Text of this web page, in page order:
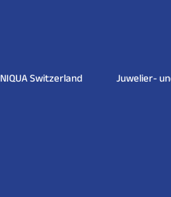
NIQUA Switzerland Juwelier-